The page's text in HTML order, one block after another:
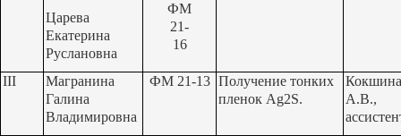
Царева
Екатерина
Руслановна
ФМ
21-
16
III
Магранина
Галина
Владимировна
ФМ 21-13 Получение тонких
пленок Ag2S.
Кокшина
А.В.,